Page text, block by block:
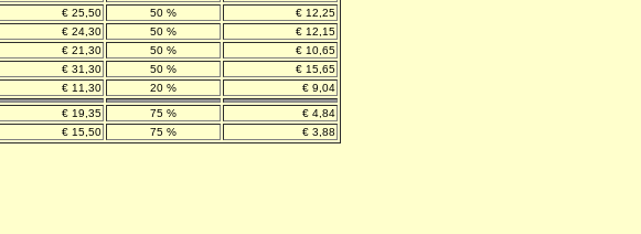
€ 25,50 50 %
€ 12,25
€ 24,30 50 %
€ 12,15
€ 21,30 50 %
€ 10,65
€ 31,30 50 %
€ 15,65
€ 11,30 20 % € 9,04
€ 19,35 75 %
€ 4,84
€ 15,50 75 % € 3,88